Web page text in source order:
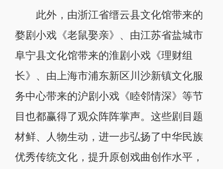
此外，由浙江省缙云县文化馆带来的
婺剧小戏《老鼠娶亲》、由江苏省盐城市
阜宁县文化馆带来的淮剧小戏《理财组
长》、由上海市浦东新区川沙新镇文化服
务中心带来的沪剧小戏《睦邻情深》等节
目也都赢得了观众阵阵掌声。这些剧目题
材鲜、人物生动，进一步弘扬了中华民族
优秀传统文化，提升原创戏曲创作水平，